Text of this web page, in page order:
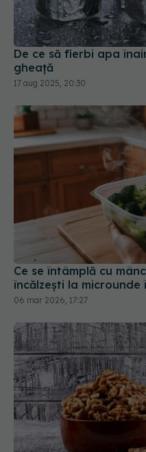
De ce să fierbi apa
gheață
17 aug 2025, 20:30
Ce se întâmplă cu
încălzești la
06 mar 2026, 17:27